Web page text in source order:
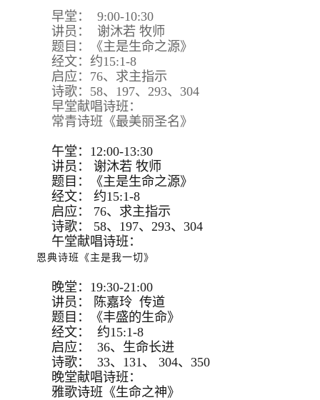
早堂： 9:00-10:30
讲员： 谢沐若 牧师
题目：《主是生命之源》
经文：约15:1-8
启应：76、求主指示
诗歌：58、197、293、304
早堂献唱诗班：
常青诗班《最美丽圣名》
午堂：12:00-13:30
讲员：
谢沐若 牧师
题目：
《主是生命之源》
经文：
约15:1-8
启应：
76、求主指示
诗歌：
58、197、293、 304
午堂献唱诗班：
恩典诗班《主是我一切》
晚堂：19:30-21:00
讲员： 陈嘉玲 传道
题目：《丰盛的生命》
经文： 约15:1-8
启应： 36、生命长进
诗歌： 33、131、 304、350
晚堂献唱诗班：
雅歌诗班《生命之神》